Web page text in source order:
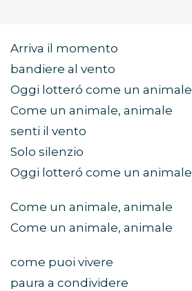
Arriva il momento
bandiere al vento
Oggi lotteró come un animale
Come un animale, animale
senti il vento
Solo silenzio
Oggi lotteró come un animale
Come un animale, animale
Come un animale, animale
come puoi vivere
paura a condividere